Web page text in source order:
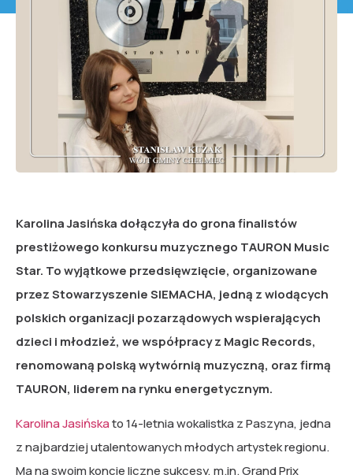
Karolina Jasińska dołączyła do grona finalistów
prestiżowego konkursu muzycznego TAURON Music
Star. To wyjątkowe przedsięwzięcie, organizowane
przez Stowarzyszenie SIEMACHA, jedną z wiodących
polskich organizacji pozarządowych wspierających
dzieci i młodzież, we współpracy z Magic Records,
renomowaną polską wytwórnią muzyczną, oraz firmą
TAURON, liderem na rynku energetycznym.
Karolina Jasińskato 14-letnia wokalistka z Paszyna, jedna
z najbardziej utalentowanych młodych artystek regionu.
Ma na swoim koncie liczne sukcesy, m.in. Grand Prix